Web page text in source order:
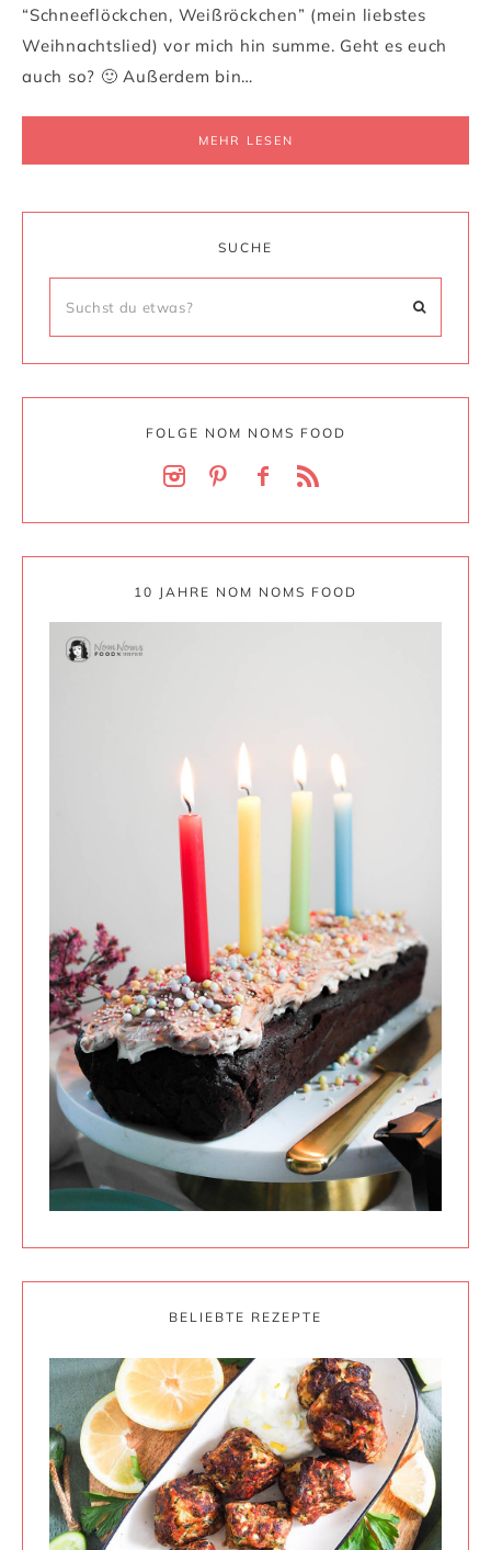
“Schneeflöckchen, Weißröckchen” (mein liebstes
Weihnachtslied) vor mich hin summe. Geht es euch
auch so? 🙂 Außerdem bin…
MEHR LESEN
SUCHE
FOLGE NOM NOMS FOOD
10 JAHRE NOM NOMS FOOD
BELIEBTE REZEPTE